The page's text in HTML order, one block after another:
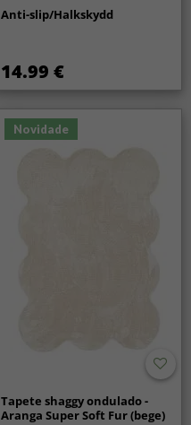
Anti-slip/Halkskydd
14.99 €
Novidade
Tapete shaggy ondulado -
Aranga Super Soft Fur (bege)